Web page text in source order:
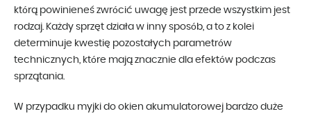
którą powinieneś zwrócić uwagę jest przede wszystkim jest
rodzaj. Każdy sprzęt działa w inny sposób, a to z kolei
determinuje kwestię pozostałych parametrów
technicznych, które mają znacznie dla efektów podczas
sprzątania.
W przypadku myjki do okien akumulatorowej bardzo duże